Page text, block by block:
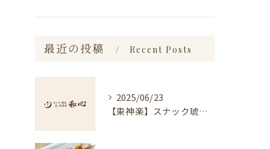
最近の投稿 Recent Posts
2025/06/23
【東神楽】スナック琥珀についてのお知らせ｜ランチ・喫茶＆居酒屋 和心